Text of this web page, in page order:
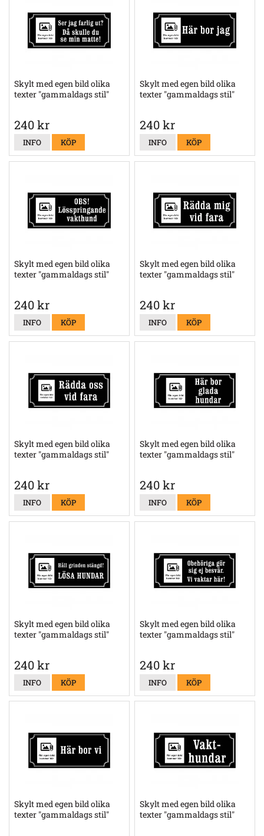
Skylt med egen bild olika
texter "gammaldags stil"
240 kr
INFO KÖP
Skylt med egen bild olika
texter "gammaldags stil"
240 kr
INFO KÖP
Skylt med egen bild olika
texter "gammaldags stil"
240 kr
INFO KÖP
Skylt med egen bild olika
texter "gammaldags stil"
240 kr
INFO KÖP
Skylt med egen bild olika
texter "gammaldags stil"
240 kr
INFO KÖP
Skylt med egen bild olika
texter "gammaldags stil"
240 kr
INFO KÖP
Skylt med egen bild olika
texter "gammaldags stil"
240 kr
INFO KÖP
Skylt med egen bild olika
texter "gammaldags stil"
240 kr
INFO KÖP
Skylt med egen bild olika
texter "gammaldags stil"
Skylt med egen bild olika
texter "gammaldags stil"